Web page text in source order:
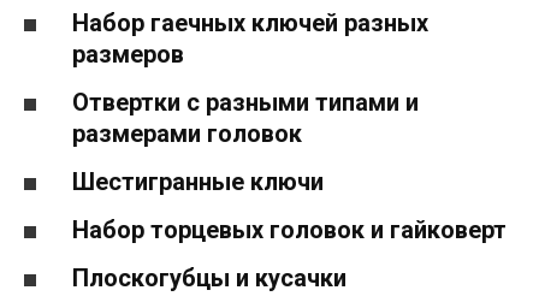
Набор гаечных ключей разных
размеров
Отвертки с разными типами и
размерами головок
Шестигранные ключи
Набор торцевых головок и гайковерт
Плоскогубцы и кусачки